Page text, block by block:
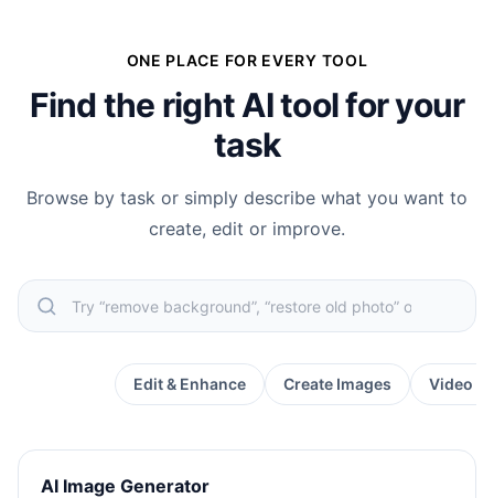
ONE PLACE FOR EVERY TOOL
Find the right AI tool for your
task
Browse by task or simply describe what you want to
create, edit or improve.
Edit & Enhance Create Images Video &
AI Image Generator